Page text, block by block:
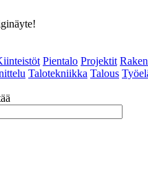
Pientalo Projektit
Talotekniikka Talous